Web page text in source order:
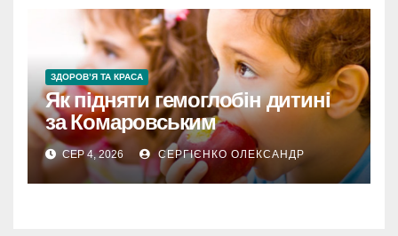
ЗДОРОВ’Я ТА КРАСА
Як підняти гемоглобін дитині
за Комаровським
СЕР 4, 2026 СЕРГІЄНКО ОЛЕКСАНДР